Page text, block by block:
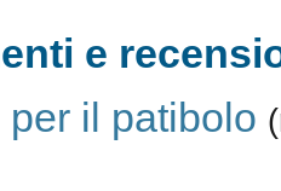
e
il patibolo